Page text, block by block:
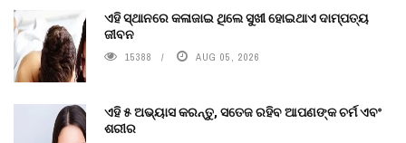
ଏହି ସ୍ଥାନରେ କଳାଜାଇ ଥିଲେ ସୁଖୀ ହୋଇଥାଏ ଦାମ୍ପତ୍ୟ
ଜୀବନ
15388 AUG 05, 2026
ଏହି ୫ ଅଭ୍ୟାସ କରନ୍ତୁ, ସତେଜ ରହିବ ଆପଣଙ୍କ ଚର୍ମ ଏବଂ
ଶରୀର